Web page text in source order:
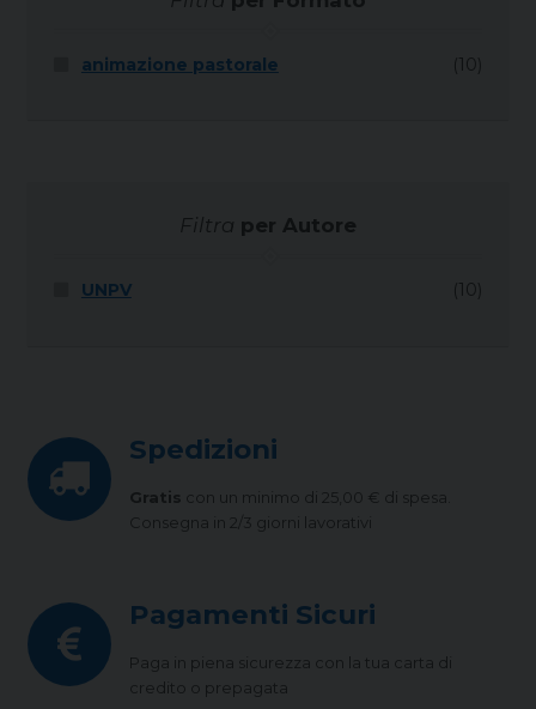
animazione pastorale (10)
Filtra per Autore
UNPV (10)
Spedizioni
Gratis con un minimo di 25,00 € di spesa.
Consegna in 2/3 giorni lavorativi
Pagamenti Sicuri
Paga in piena sicurezza con la tua carta di
credito o prepagata